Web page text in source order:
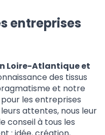
entreprises
Loire-Atlantique et
des tissus
et notre
les entreprises
attentes, nous leur
conseil à tous les